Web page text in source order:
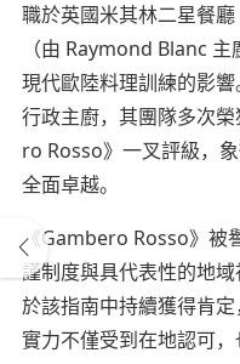
職於英國米其林二星餐
（由 Raymond Blanc
現代歐陸料理訓練的影
行政主廚，其團隊多次
ro Rosso》一叉評級，
全面卓越。
《Gambero Rosso》被
謹制度與具代表性的地
於該指南中持續獲得肯
實力不僅受到在地認可，